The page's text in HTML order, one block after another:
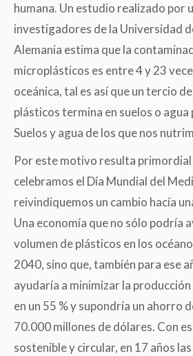
humana. Un estudio realizado por
investigadores de la Universidad
Alemania estima que la
microplásticos es entre 4 y 23
oceánica, tal es así que un tercio
plásticos termina en suelos o agua
Suelos y agua de los que nos
Por este motivo resulta primordial
celebramos el Día Mundial del
reivindiquemos un cambio hacía
Una economía que no sólo podría
volumen de plásticos en los
2040, sino que, también para ese
ayudaría a minimizar la
en un 55 % y supondría un ahorro
70.000 millones de dólares. Con
sostenible y circular, en 17 años